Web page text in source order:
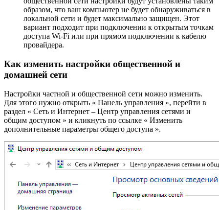
образом, что ваш компьютер не будет обнаруживаться в
локальной сети и будет максимально защищен. Этот
вариант подходит при подключении к открытым точкам
доступа Wi-Fi или при прямом подключении к кабелю
провайдера.
Как изменить настройки общественной и
домашней сети
Настройки частной и общественной сети можно изменить.
Для этого нужно открыть « Панель управления », перейти в
раздел « Сеть и Интернет – Центр управления сетями и
общим доступом » и кликнуть по ссылке « Изменить
дополнительные параметры общего доступа ».